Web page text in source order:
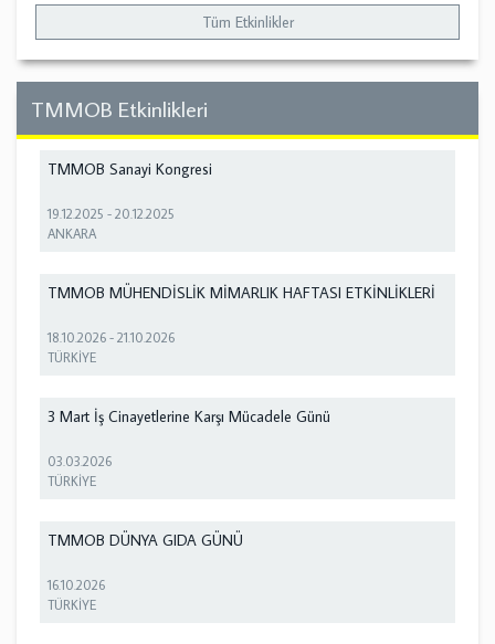
Tüm Etkinlikler
TMMOB Etkinlikleri
TMMOB Sanayi Kongresi
19.12.2025 -20.12.2025
ANKARA
TMMOB MÜHENDİSLİK MİMARLIK HAFTASI ETKİNLİKLERİ
18.10.2026 -21.10.2026
TÜRKİYE
3 Mart İş Cinayetlerine Karşı Mücadele Günü
03.03.2026
TÜRKİYE
TMMOB DÜNYA GIDA GÜNÜ
16.10.2026
TÜRKİYE